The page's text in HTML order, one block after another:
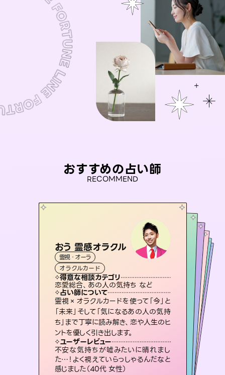
おすすめの占い師
RECOMMEND
おう 霊感オラクル
霊視・オーラ
オラクルカード
得意な相談カテゴリ
恋愛総合、あの人の気持ち など
占い師について
霊視×オラクルカードを使って「今」と
「未来」そして「気になるあの人の気持
ち」まで丁寧に読み解き、恋や人生のヒ
ントを優しく引き出します。
ユーザーレビュー
不安な気持ちが嘘みたいに晴れまし
た…！よく視えていらっしゃるんだなと
感じました（40代 女性）
セラピスト理恵
霊視・オーラ
スピリチュアル・リーディング
得意な相談カテゴリ
片想い、二人の未来、年の差 など
占い師について
連絡再開、復縁、成就などの報告実績
多数。セラピストとして2万超の施術経
験があるからこそできる鑑定で、より良
い未来をサポートします。
ユーザーレビュー
とても心温まる鑑定でした。しかもこち
らは何も言っていないのに視えていらっ
しゃるんだなと驚きです（30代女性）
アイリス -iris-
西洋占星術
ルーン
得意な相談カテゴリ
恋愛総合、片想い、二人の未来 など
占い師について
復縁、恋愛、不倫の行方、同性愛や片
思い、仕事関係や借金問題まで知りた
いことや心の負担になっていることを
紐解き、背中をそっと押して導きます。
ユーザーレビュー
安心感のあり、言い切ってくれる所や濁
さない鑑定のおかげで、毎回自分の気
持ちを整えられます（30代 男性）
とうげんみう
霊視・オーラ
スピリチュアル・リーディング
得意な相談カテゴリ
片想い、あの人の気持ち、復縁 など
占い師について
恋愛のお悩みの中でも特に「曖昧な関係」の相談を得意としており、友達以上恋人未満なお相手との今後や本音を丁寧に読み解き恋愛成就へと導きます。
ユーザーレビュー
鑑定していただいてアドバイス通りに行
動すると仲が復活してきました。ありが
とうございました（40代 女性）
スピリチュアル・リーディング
得意な相談カテゴリ
片想い、あの人の気持ち、復縁 など
占い師について
3,700年以上の歴史を持つ東洋最古の
占術「易占」で詳細まで占い、幸せへ向
かう道筋を示します。厳しい結果にも具
体的な対策をお伝えします。
ユーザーレビュー
複雑な背景もしっかり聞いて鑑定して
いただけました。気持ちが楽になりまし
た（50代 女性）
霊視・オーラ 心理学
スピリチュアル・リーディング
得意な相談カテゴリ
出逢い、片想い、復縁 など
占い師について
未来には何パターンもの選択肢があり
ます。不安で視えにくくなっているあな
たの素敵な未来を見つけ、その未来を
選択できるようアドバイスします。
ユーザーレビュー
職場の人の性質や人間関係、本心など
本当によく視えていてびっくり。対策が
打てて前向きになれます（40代）